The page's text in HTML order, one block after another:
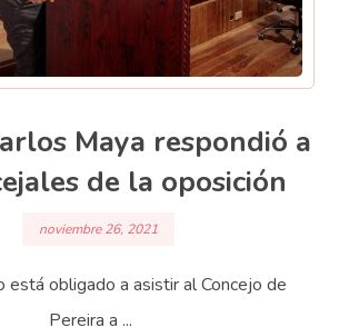
Maya respondió a
de la oposición
noviembre 26, 2021
está obligado a asistir al Concejo de
Pereira a ...